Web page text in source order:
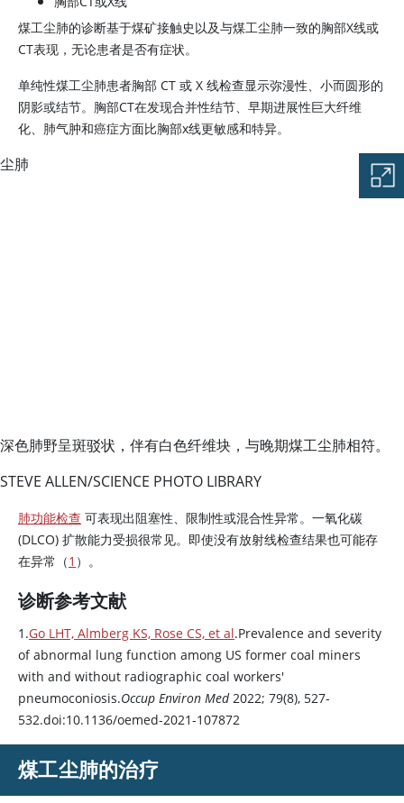
煤工尘肺的诊断基于煤矿接触史以及与煤工尘肺一致的胸部X线或
CT表现，无论患者是否有症状。
单纯性煤工尘肺患者胸部 CT 或 X 线检查显示弥漫性、小而圆形的
阴影或结节。胸部CT在发现合并性结节、早期进展性巨大纤维
化、肺气肿和癌症方面比胸部x线更敏感和特异。
尘肺
深色肺野呈斑驳状，伴有白色纤维块，与晚期煤工尘肺相符。
STEVE ALLEN/SCIENCE PHOTO LIBRARY
肺功能检查 可表现出阻塞性、限制性或混合性异常。一氧化碳
(DLCO) 扩散能力受损很常见。即使没有放射线检查结果也可能存
在异常（1 ）。
诊断参考文献
1.Go LHT, Almberg KS, Rose CS, et al.Prevalence and severity
of abnormal lung function among US former coal miners
with and without radiographic coal workers'
pneumoconiosis.Occup Environ Med2022; 79(8), 527-
532.doi:10.1136/oemed-2021-107872
煤工尘肺的治疗